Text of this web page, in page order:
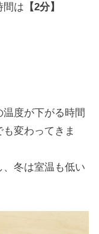
間は 【2分】
度が下がる時間
変わってきま
冬は室温も低い